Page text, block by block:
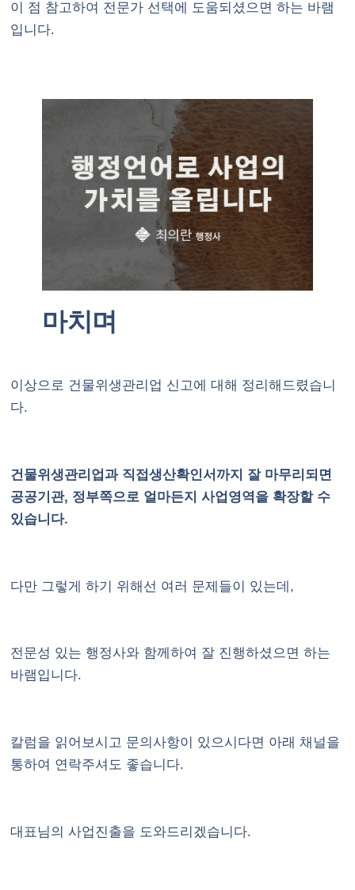
이 점 참고하여 전문가 선택에 도움되셨으면 하는 바램
입니다.
마치며
이상으로 건물위생관리업 신고에 대해 정리해드렸습니
다.
건물위생관리업과 직접생산확인서까지 잘 마무리되면
공공기관, 정부쪽으로 얼마든지 사업영역을 확장할 수
있습니다.
다만 그렇게 하기 위해선 여러 문제들이 있는데,
전문성 있는 행정사와 함께하여 잘 진행하셨으면 하는
바램입니다.
칼럼을 읽어보시고 문의사항이 있으시다면 아래 채널을
통하여 연락주셔도 좋습니다.
대표님의 사업진출을 도와드리겠습니다.